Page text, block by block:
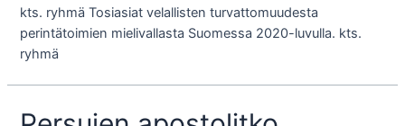
kts. ryhmä Tosiasiat velallisten turvattomuudesta
perintätoimien mielivallasta Suomessa 2020-luvulla. kts.
ryhmä